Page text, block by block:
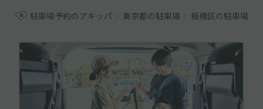
駐車場予約のアキッパ 東京都の駐車場 板橋区の駐車場